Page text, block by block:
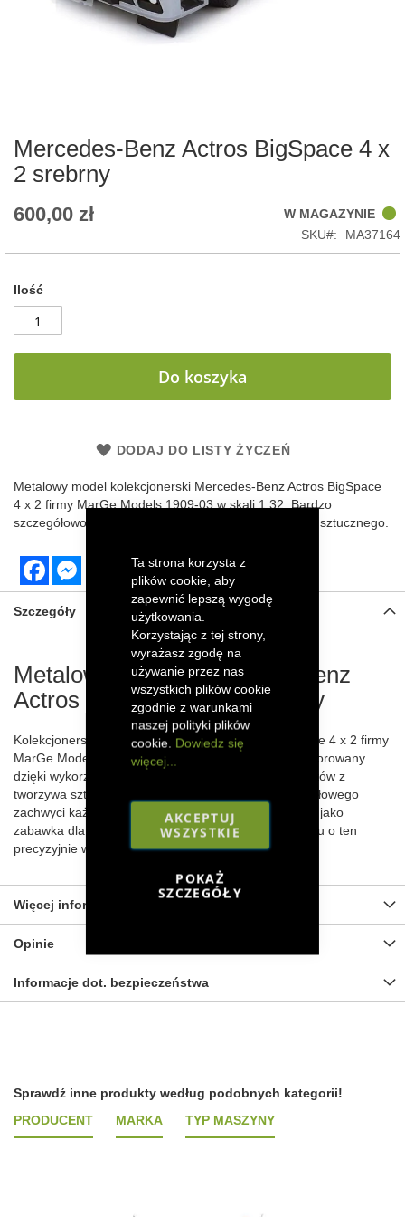
Ta strona korzysta z
plików cookie, aby
zapewnić lepszą wygodę
użytkowania.
Korzystając z tej strony,
wyrażasz zgodę na
używanie przez nas
wszystkich plików cookie
zgodnie z warunkami
naszej polityki plików
cookie. Dowiedz się
więcej...
AKCEPTUJ
WSZYSTKIE
POKAŻ
SZCZEGÓŁY
the
images
Mercedes-Benz Actros BigSpace 4 x
2 srebrny
600,00 zł
W MAGAZYNIE
SKU
MA37164
Ilość
Do koszyka
DODAJ DO LISTY ŻYCZEŃ
Metalowy model kolekcjonerski Mercedes-Benz Actros BigSpace
4 x 2 firmy MarGe Models 1909-03 w skali 1:32. Bardzo
szczegółowo odwzorowany z elementami z tworzywa sztucznego.
FacebookMessenger
Szczegóły
Metalowy model Mercedes-Benz
Actros BigSpace 4 x 2 srebrny
Kolekcjonerski model Mercedes-Benz Actros BigSpace 4 x 2 firmy
MarGe Models w skali 1:32 został szczegółowo odwzorowany
dzięki wykorzystaniu metalowych części oraz elementów z
tworzywa sztucznego. Efektowny model ciągnika siodłowego
zachwyci każdego kolekcjonera, a także sprawdzi się jako
zabawka dla dziecka. Powiększ swoją kolekcję sprzętu o ten
precyzyjnie wykonany model.
Więcej informacji
Opinie
Informacje dot. bezpieczeństwa
Sprawdź inne produkty według podobnych kategorii!
PRODUCENT
MARKA TYP MASZYNY